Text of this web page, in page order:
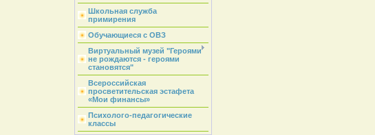
Школьная служба
примирения
Обучающиеся с ОВЗ
Виртуальный музей "Героями
не рождаются - героями
становятся"
Всероссийская
просветительская эстафета
«Мои финансы»
Психолого-педагогические
классы